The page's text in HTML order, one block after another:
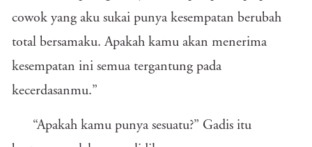
cowok yang aku sukai punya kesempatan berubah
total bersamaku. Apakah kamu akan menerima
kesempatan ini semua tergantung pada
kecerdasanmu.”
“Apakah kamu punya sesuatu?” Gadis itu